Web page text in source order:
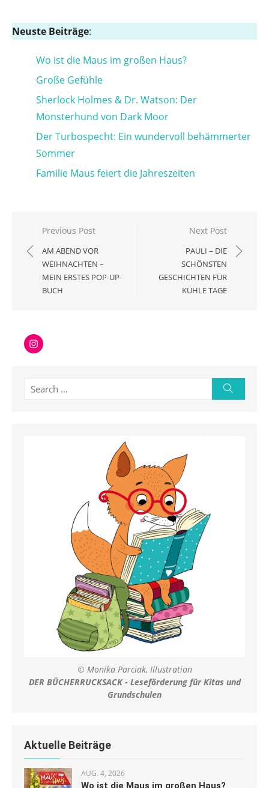
Neuste Beiträge:
Wo ist die Maus im großen Haus?
Große Gefühle
Sherlock Holmes & Dr. Watson: Der
Monsterhund von Dark Moor
Der Turbospecht: Ein wundervoll behämmerter
Sommer
Familie Maus feiert die Jahreszeiten
Beitragsnavigation
Previous Post
AM ABEND VOR
WEIHNACHTEN –
MEIN ERSTES POP-UP-
BUCH
Next Post
PAULI – DIE
SCHÖNSTEN
GESCHICHTEN FÜR
KÜHLE TAGE
Instagram
Search
© Monika Parciak, Illustration
DER BÜCHERRUCKSACK - Leseförderung für Kitas und
Grundschulen
Aktuelle Beiträge
AUG. 4, 2026
Wo ist die Maus im großen Haus?